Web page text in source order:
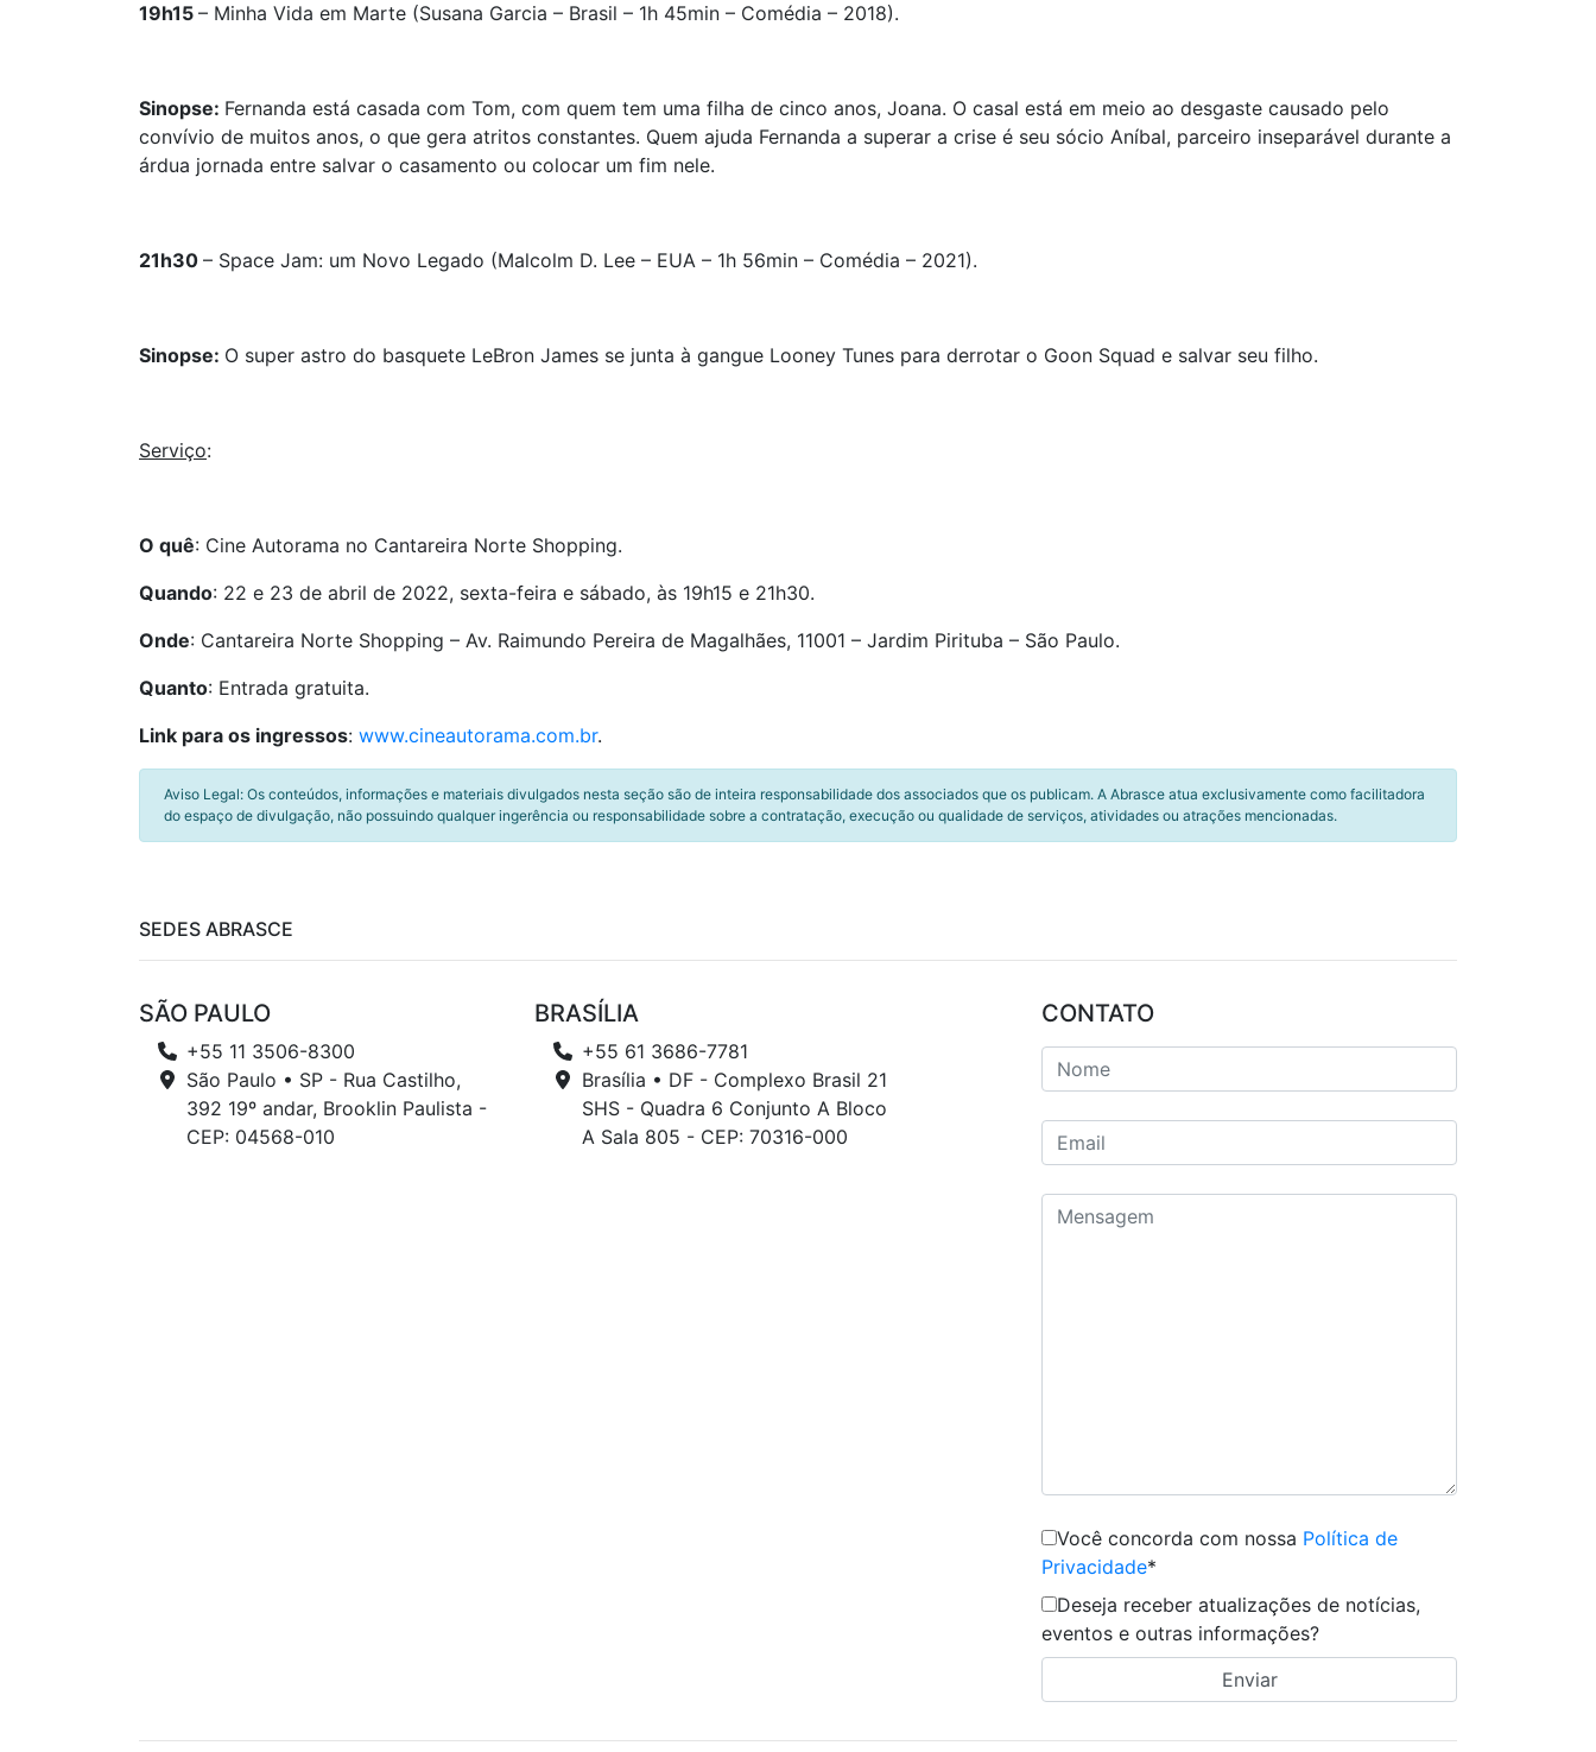
19h15 – Minha Vida em Marte (Susana Garcia – Brasil – 1h 45min – Comédia – 2018).
Sinopse: Fernanda está casada com Tom, com quem tem uma filha de cinco anos, Joana. O casal está em meio ao desgaste causado pelo
convívio de muitos anos, o que gera atritos constantes. Quem ajuda Fernanda a superar a crise é seu sócio Aníbal, parceiro inseparável durante a
árdua jornada entre salvar o casamento ou colocar um fim nele.
21h30 – Space Jam: um Novo Legado (Malcolm D. Lee – EUA – 1h 56min – Comédia – 2021).
Sinopse: O super astro do basquete LeBron James se junta à gangue Looney Tunes para derrotar o Goon Squad e salvar seu filho.
Serviço:
O quê: Cine Autorama no Cantareira Norte Shopping.
Quando: 22 e 23 de abril de 2022, sexta-feira e sábado, às 19h15 e 21h30.
Onde: Cantareira Norte Shopping – Av. Raimundo Pereira de Magalhães, 11001 – Jardim Pirituba – São Paulo.
Quanto: Entrada gratuita.
Link para os ingressos: www.cineautorama.com.br.
Aviso Legal: Os conteúdos, informações e materiais divulgados nesta seção são de inteira responsabilidade dos associados que os publicam. A Abrasce atua exclusivamente como facilitadora
do espaço de divulgação, não possuindo qualquer ingerência ou responsabilidade sobre a contratação, execução ou qualidade de serviços, atividades ou atrações mencionadas.
SEDES ABRASCE
SÃO PAULO
+55 11 3506-8300
São Paulo • SP - Rua Castilho,
392 19º andar, Brooklin Paulista -
CEP: 04568-010
BRASÍLIA
+55 61 3686-7781
Brasília • DF - Complexo Brasil 21
SHS - Quadra 6 Conjunto A Bloco
A Sala 805 - CEP: 70316-000
CONTATO
Você concorda com nossa Política de
Privacidade*
Deseja receber atualizações de notícias,
eventos e outras informações?